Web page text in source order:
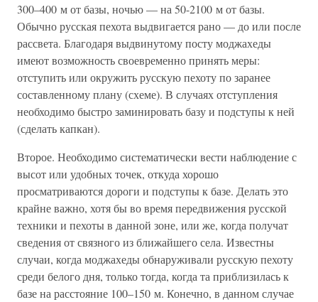
300–400 м от базы, ночью — на 50-2100 м от базы.
Обычно русская пехота выдвигается рано — до или после
рассвета. Благодаря выдвинутому посту моджахеды
имеют возможность своевременно принять меры:
отступить или окружить русскую пехоту по заранее
составленному плану (схеме). В случаях отступления
необходимо быстро заминировать базу и подступы к ней
(сделать капкан).
Второе. Необходимо систематически вести наблюдение с
высот или удобных точек, откуда хорошо
просматриваются дороги и подступы к базе. Делать это
крайне важно, хотя бы во время передвижения русской
техники и пехоты в данной зоне, или же, когда получат
сведения от связного из ближайшего села. Известны
случаи, когда моджахеды обнаруживали русскую пехоту
среди белого дня, только тогда, когда та приблизилась к
базе на расстояние 100–150 м. Конечно, в данном случае